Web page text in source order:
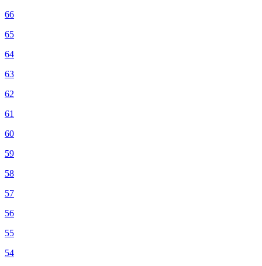
66
65
64
63
62
61
60
59
58
57
56
55
54